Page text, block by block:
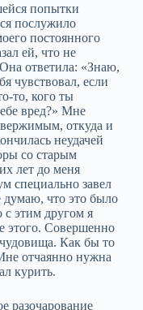
попытки
послужило
постоянного
ей, что не
ответила: «Знаю,
чувствовал, если
кого ты
вред?» Мне
откуда и
неудачей
со старым
лет до меня
специально завел
думаю, что это было
этим другом я
этого. Совершенно
Как бы то
отчаянно нужна
курить.
разочарование